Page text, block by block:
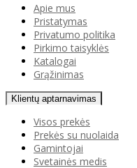
Apie mus
Pristatymas
Privatumo politika
Pirkimo taisyklės
Katalogai
Grąžinimas
Klientų aptarnavimas
Visos prekės
Prekės su nuolaida
Gamintojai
Svetainės medis